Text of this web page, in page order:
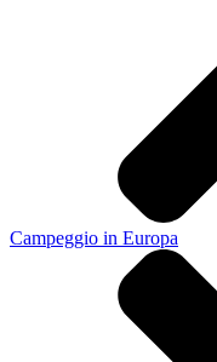
Campeggio in Europa